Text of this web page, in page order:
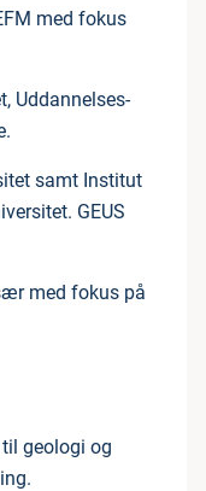
med fokus
Uddannelses-
samt Institut
GEUS
med fokus på
geologi og